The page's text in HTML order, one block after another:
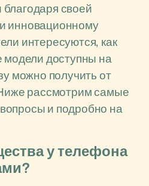
своей
инновационному
интересуются, как
модели доступны на
можно получить от
рассмотрим самые
и подробно на
у телефона